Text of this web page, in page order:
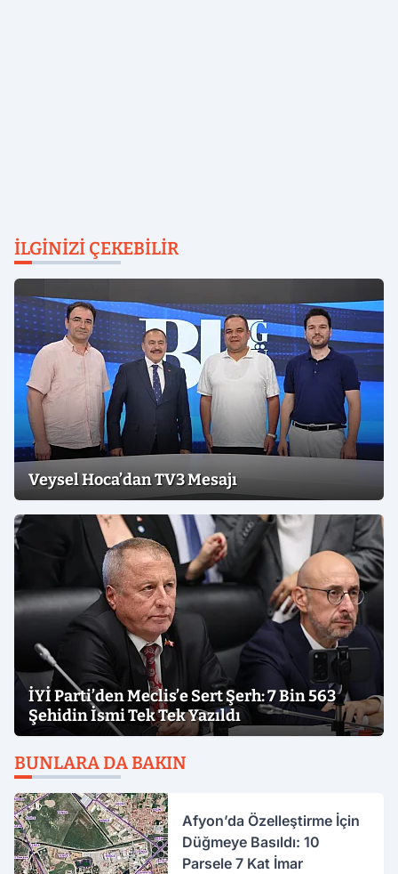
İLGINIZI ÇEKEBILIR
Veysel Hoca’dan TV3 Mesajı
İYİ Parti’den Meclis’e Sert Şerh: 7 Bin 563
Şehidin İsmi Tek Tek Yazıldı
BUNLARA DA BAKIN
Afyon’da Özelleştirme İçin
Düğmeye Basıldı: 10
Parsele 7 Kat İmar